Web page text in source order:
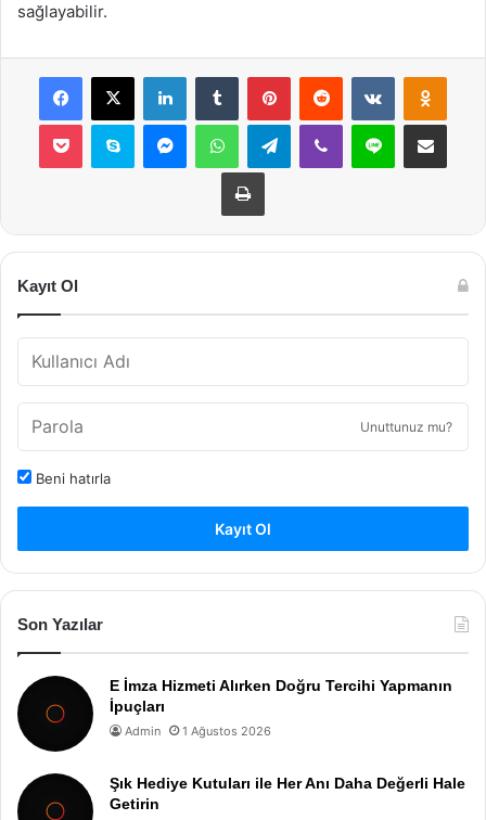
sağlayabilir.
Facebook
X LinkedInTumblr PinterestReddit VKontakte
Pocket Skype MessengerWhatsAppTelegramViber Line E-Posta ile
Yazdır
Kayıt Ol
Unuttunuz mu?
Beni hatırla
Kayıt Ol
Son Yazılar
E İmza Hizmeti Alırken Doğru Tercihi Yapmanın
İpuçları
Admin 1 Ağustos 2026
Şık Hediye Kutuları ile Her Anı Daha Değerli Hale
Getirin